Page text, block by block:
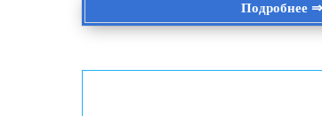
Подробнее ⇒